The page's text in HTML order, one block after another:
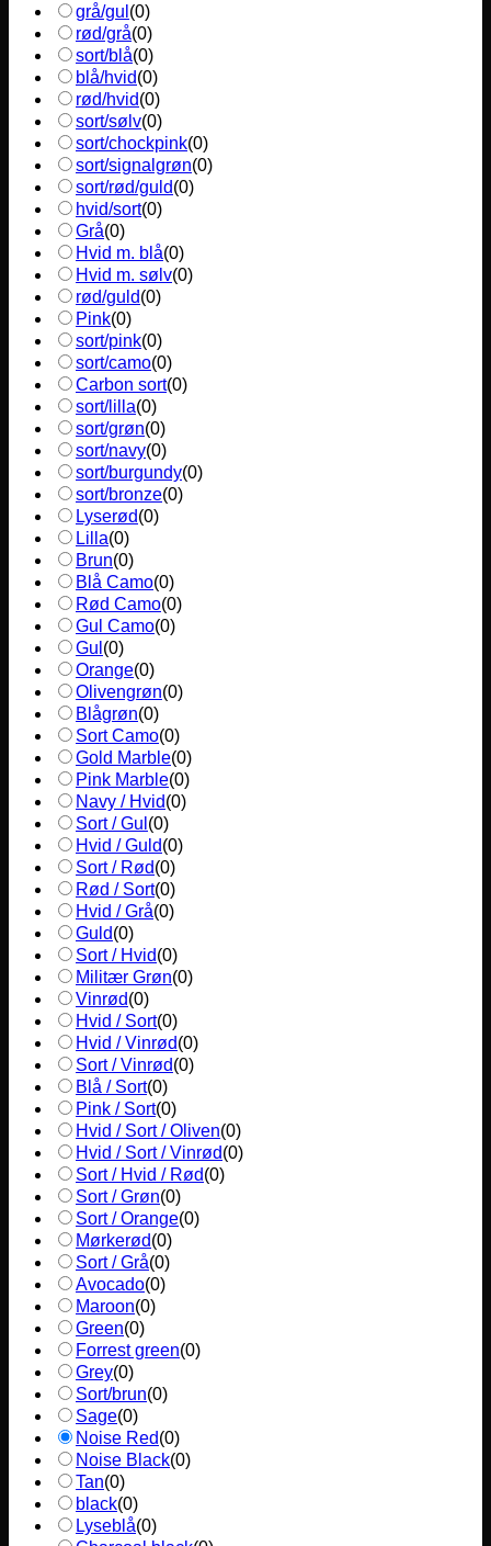
grå/gul (0)
rød/grå(0)
sort/blå(0)
blå/hvid(0)
rød/hvid(0)
sort/sølv(0)
sort/chockpink(0)
sort/signalgrøn(0)
sort/rød/guld(0)
hvid/sort(0)
Grå(0)
Hvid m. blå(0)
Hvid m. sølv(0)
rød/guld(0)
Pink(0)
sort/pink(0)
sort/camo(0)
Carbon sort(0)
sort/lilla(0)
sort/grøn(0)
sort/navy(0)
sort/burgundy(0)
sort/bronze(0)
Lyserød(0)
Lilla(0)
Brun(0)
Blå Camo(0)
Rød Camo(0)
Gul Camo(0)
Gul (0)
Orange(0)
Olivengrøn(0)
Blågrøn(0)
Sort Camo(0)
Gold Marble(0)
Pink Marble(0)
Navy / Hvid(0)
Sort / Gul (0)
Hvid / Guld(0)
Sort / Rød(0)
Rød / Sort(0)
Hvid / Grå(0)
Guld(0)
Sort / Hvid(0)
Militær Grøn(0)
Vinrød(0)
Hvid / Sort(0)
Hvid / Vinrød(0)
Sort / Vinrød(0)
Blå / Sort(0)
Pink / Sort(0)
Hvid / Sort / Oliven(0)
Hvid / Sort / Vinrød(0)
Sort / Hvid / Rød(0)
Sort / Grøn(0)
Sort / Orange(0)
Mørkerød(0)
Sort / Grå(0)
Avocado(0)
Maroon(0)
Green(0)
Forrest green(0)
Grey(0)
Sort/brun(0)
Sage(0)
Noise Red(0)
Noise Black(0)
Tan(0)
black(0)
Lyseblå(0)